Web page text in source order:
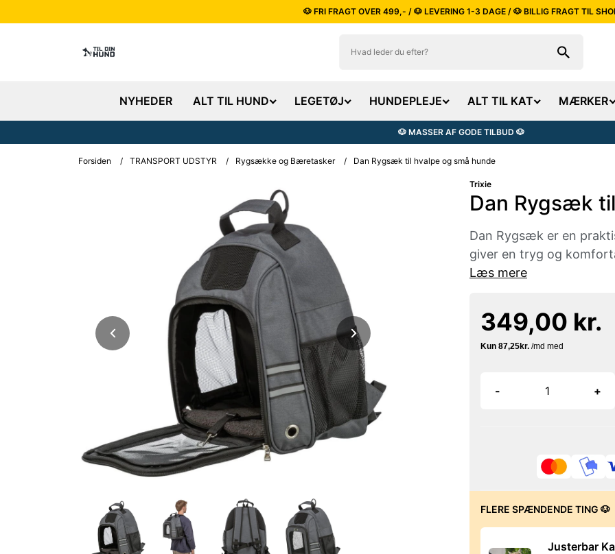
🐶 FRI FRAGT OVER 499,- / 🐶 LEVERING 1-3 DAGE / 🐶 BILLIG FRAGT TIL
NYHEDER ALT TIL HUND LEGETØJ HUNDEPLEJE ALT TIL KAT MÆRKER
🐶 MASSER AF GODE TILBUD 🐶
Forsiden / TRANSPORT UDSTYR / Rygsække og Bæretasker / Dan Rygsæk til hvalpe og små hunde
Trixie
Dan Rygsæk
Dan Rygsæk er en
giver en tryg og
Læs mere
349,00 kr.
- +
FLERE SPÆNDENDE TING 🐶
Justerbar